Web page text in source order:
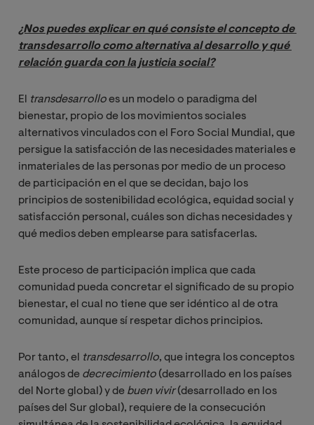
¿Nos puedes explicar en qué consiste el concepto de
transdesarrollo como alternativa al desarrollo y qué
relación guarda con la justicia social?
El transdesarrolloes un modelo o paradigma del
bienestar, propio de los movimientos sociales
alternativos vinculados con el Foro Social Mundial, que
persigue la satisfacción de las necesidades materiales e
inmateriales de las personas por medio de un proceso
de participación en el que se decidan, bajo los
principios de sostenibilidad ecológica, equidad social y
satisfacción personal, cuáles son dichas necesidades y
qué medios deben emplearse para satisfacerlas.
Este proceso de participación implica que cada
comunidad pueda concretar el significado de su propio
bienestar, el cual no tiene que ser idéntico al de otra
comunidad, aunque sí respetar dichos principios.
Por tanto, el transdesarrollo, que integra los conceptos
análogos de decrecimiento (desarrollado en los países
del Norte global) y de buen vivir(desarrollado en los
países del Sur global), requiere de la consecución